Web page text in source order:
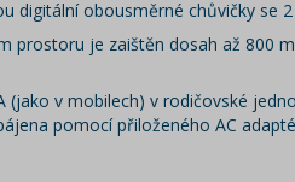
digitální obousměrné chůvičky se
prostoru je zaištěn dosah až 800
(jako v mobilech) v rodičovské
pomocí přiloženého AC